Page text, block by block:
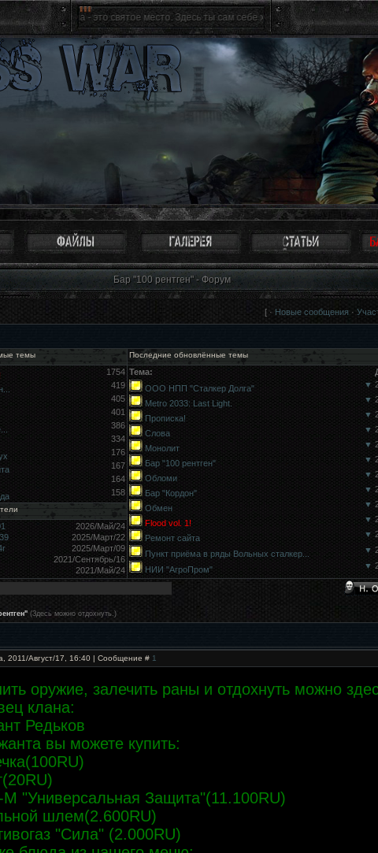
Зона - это святое место. Здесь ты сам себе хозяин, ты свободен как птица.
Бар "100 рентген" - Форум
[ · Новые сообщения ·
темы Последние обновлённые темы
1754
419
405
401
386
334
176
167
164
158
Тема:
ООО НПП "Сталкер Долга"
▼
Metro 2033: Last Light.
▼
Прописка!
▼
Слова
▼
Монолит
▼
Бар "100 рентген"
▼
Обломи
▼
Бар "Кордон"
▼
Обмен
▼
Flood vol. 1!
▼
Ремонт сайта
▼
Пункт приёма в ряды Вольных сталкер... ▼
НИИ "АгроПром" ▼
2026/Май/24
2025/Март/22
2025/Март/09
2021/Сентябрь/16
2021/Май/24
(Здесь можно отдохнуть.)
2011/Август/17, 16:40 | Сообщение # 1
оружие, залечить раны и отдохнуть можно
клана:
Редьков
вы можете купить:
"Универсальная Защита"(11.100RU)
шлем(2.600RU)
"Сила" (2.000RU)